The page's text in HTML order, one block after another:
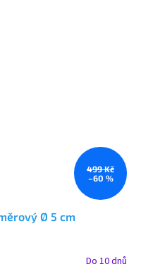
499 Kč
–60 %
Ø 5 cm
Do 10 dnů